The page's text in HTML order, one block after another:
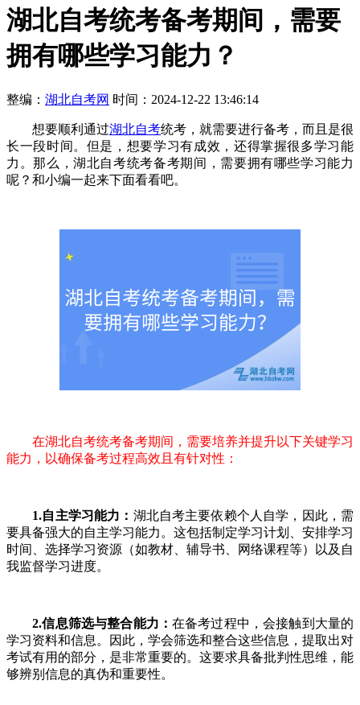
湖北自考统考备考期间，需要
拥有哪些学习能力？
整编： 湖北自考网 时间：2024-12-22 13:46:14
想要顺利通过湖北自考统考，就需要进行备考，而且是很
长一段时间。但是，想要学习有成效，还得掌握很多学习能
力。那么，湖北自考统考备考期间，需要拥有哪些学习能力
呢？和小编一起来下面看看吧。
在湖北自考统考备考期间，需要培养并提升以下关键学习
能力，以确保备考过程高效且有针对性：
1.自主学习能力： 湖北自考主要依赖个人自学，因此，需
要具备强大的自主学习能力。这包括制定学习计划、安排学习
时间、选择学习资源（如教材、辅导书、网络课程等）以及自
我监督学习进度。
2.信息筛选与整合能力：在备考过程中，会接触到大量的
学习资料和信息。因此，学会筛选和整合这些信息，提取出对
考试有用的部分，是非常重要的。这要求具备批判性思维，能
够辨别信息的真伪和重要性。